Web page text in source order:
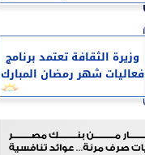
وزيرة الثقافة تعتمد برنامج
فعاليات شهر رمضان المبارك